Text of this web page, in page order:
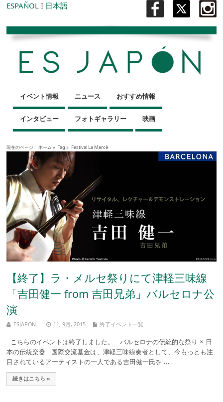
ESPAÑOL I 日本語
イベント情報 ニュース おすすめ情報
インタビュー フォトギャラリー 映画
現在のページ : ホーム » Tag » Festival La Mercè
【終了】ラ・メルセ祭りにて津軽三味線
「吉田健一 from 吉田兄弟」バルセロナ公
演
ESJAPON 11, 9月, 2015 終了イベント一覧
こちらのイベントは終了しました。 バルセロナの伝統的な祭り × 日
本の伝統楽器 国際交流基金は、津軽三味線奏者として、今もっとも注
目されているアーティストの一人である吉田健一氏を ...
続きはこちら »